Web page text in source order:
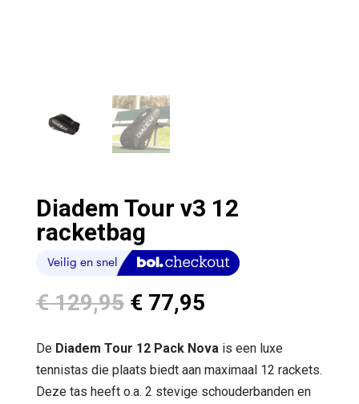
Diadem Tour v3 12
racketbag
€129,95 Oorspronkelijke
prijs
was:
€ 129,95.
€77,95Huidige
is:
€ 77,95.
De Diadem Tour 12 Pack Nova is een luxe
tennistas die plaats biedt aan maximaal 12 rackets.
Deze tas heeft o.a. 2 stevige schouderbanden en